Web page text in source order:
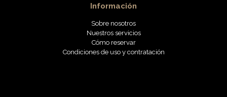
Información
Sobre nosotros
Nuestros servicios
Cómo reservar
Condiciones de uso y contratación